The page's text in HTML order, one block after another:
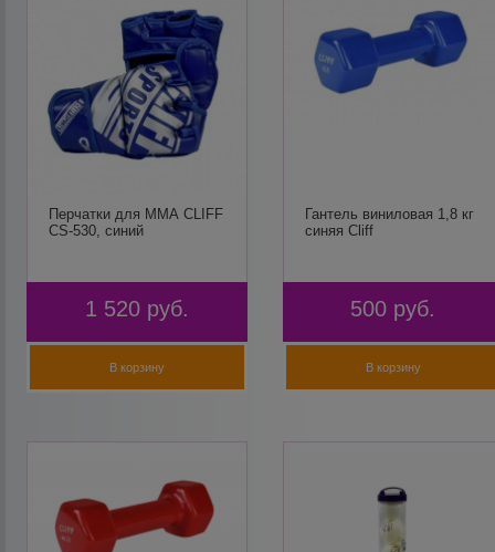
Перчатки для ММА CLIFF
CS-530, синий
1 520 руб.
В корзину
Гантель виниловая 1,8 кг
синяя Cliff
500 руб.
В корзину